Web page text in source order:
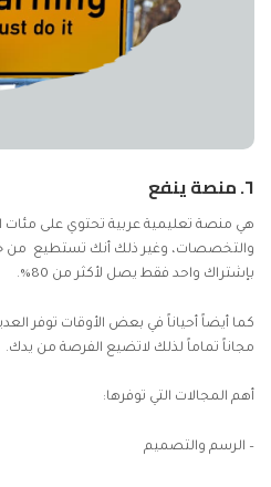
٦. منصة ينفع
هي منصة تعليمية عربية تحتوي على مئات
بإشتراك واحد فقط يصل لأكثر من 80%.
كما أيضاً أحياناً في بعض الأوقات توفر
مجاناً تماماً لذلك لاتضيع الفرصة من يدك.
أهم المجالات التي توفرها:
– الرسم والتصميم